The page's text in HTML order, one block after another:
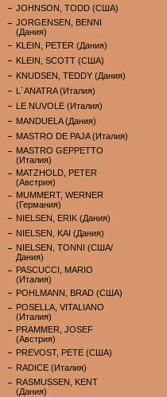
JOHNSON, TODD (США)
JORGENSEN, BENNI
(Дания)
KLEIN, PETER (Дания)
KLEIN, SCOTT (США)
KNUDSEN, TEDDY (Дания)
L`ANATRA (Италия)
LE NUVOLE (Италия)
MANDUELA (Дания)
MASTRO DE PAJA (Италия)
MASTRO GEPPETTO
(Италия)
MATZHOLD, PETER
(Австрия)
MUMMERT, WERNER
(Германия)
NIELSEN, ERIK (Дания)
NIELSEN, KAI (Дания)
NIELSEN, TONNI (США/
Дания)
PASCUCCI, MARIO
(Италия)
POHLMANN, BRAD (США)
POSELLA, VITALIANO
(Италия)
PRAMMER, JOSEF
(Австрия)
PREVOST, PETE (США)
RADICE (Италия)
RASMUSSEN, KENT
(Дания)